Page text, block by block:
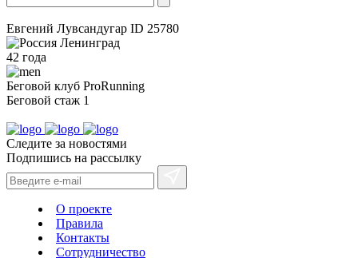
Евгений Лувсандугар ID 25780
Ленинград
42 года
Беговой клуб ProRunning
Беговой стаж 1
Следите за новостями
Подпишись на рассылку
О проекте
Правила
Контакты
Сотрудничество